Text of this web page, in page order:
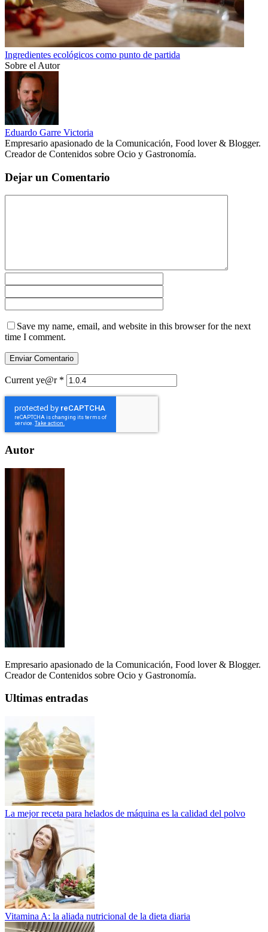
Ingredientes ecológicos como punto de partida
Sobre el Autor
Eduardo Garre Victoria
Empresario apasionado de la Comunicación, Food lover & Blogger.
Creador de Contenidos sobre Ocio y Gastronomía.
Dejar un Comentario
Save my name, email, and website in this browser for the next
time I comment.
Current ye@r *
Autor
Empresario apasionado de la Comunicación, Food lover & Blogger.
Creador de Contenidos sobre Ocio y Gastronomía.
Ultimas entradas
La mejor receta para helados de máquina es la calidad del polvo
Vitamina A: la aliada nutricional de la dieta diaria